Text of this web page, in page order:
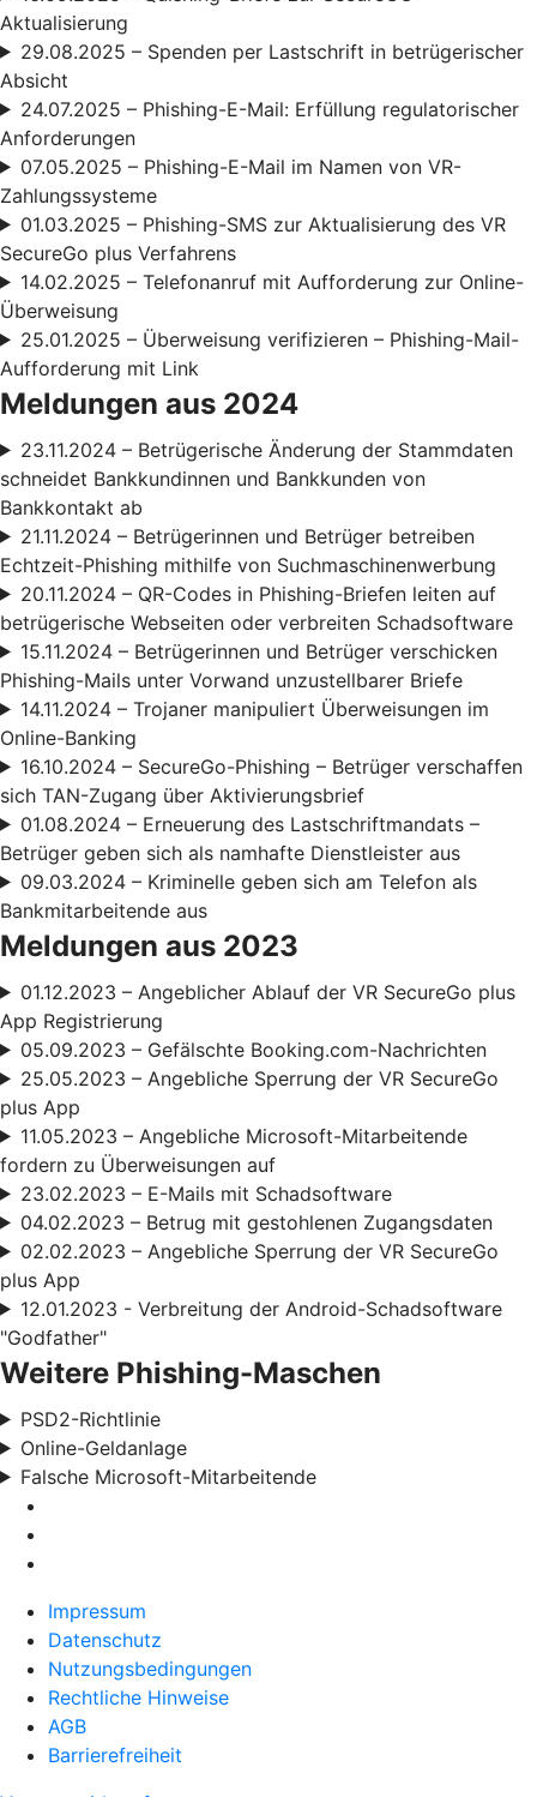
Aktualisierung
29.08.2025 – Spenden per Lastschrift in betrügerischer
Absicht
24.07.2025 – Phishing-E-Mail: Erfüllung regulatorischer
Anforderungen
07.05.2025 – Phishing-E-Mail im Namen von VR-
Zahlungssysteme
01.03.2025 – Phishing-SMS zur Aktualisierung des VR
SecureGo plus Verfahrens
14.02.2025 – Telefonanruf mit Aufforderung zur Online-
Überweisung
25.01.2025 – Überweisung verifizieren – Phishing-Mail-
Aufforderung mit Link
Meldungen aus 2024
23.11.2024 – Betrügerische Änderung der Stammdaten
schneidet Bankkundinnen und Bankkunden von
Bankkontakt ab
21.11.2024 – Betrügerinnen und Betrüger betreiben
Echtzeit-Phishing mithilfe von Suchmaschinenwerbung
20.11.2024 – QR-Codes in Phishing-Briefen leiten auf
betrügerische Webseiten oder verbreiten Schadsoftware
15.11.2024 – Betrügerinnen und Betrüger verschicken
Phishing-Mails unter Vorwand unzustellbarer Briefe
14.11.2024 – Trojaner manipuliert Überweisungen im
Online-Banking
16.10.2024 – SecureGo-Phishing – Betrüger verschaffen
sich TAN-Zugang über Aktivierungsbrief
01.08.2024 – Erneuerung des Lastschriftmandats –
Betrüger geben sich als namhafte Dienstleister aus
09.03.2024 – Kriminelle geben sich am Telefon als
Bankmitarbeitende aus
Meldungen aus 2023
01.12.2023 – Angeblicher Ablauf der VR SecureGo plus
App Registrierung
05.09.2023 – Gefälschte Booking.com-Nachrichten
25.05.2023 – Angebliche Sperrung der VR SecureGo
plus App
11.05.2023 – Angebliche Microsoft-Mitarbeitende
fordern zu Überweisungen auf
23.02.2023 – E-Mails mit Schadsoftware
04.02.2023 – Betrug mit gestohlenen Zugangsdaten
02.02.2023 – Angebliche Sperrung der VR SecureGo
plus App
12.01.2023 - Verbreitung der Android-Schadsoftware
"Godfather"
Weitere Phishing-Maschen
PSD2-Richtlinie
Online-Geldanlage
Falsche Microsoft-Mitarbeitende
Impressum
Datenschutz
Nutzungsbedingungen
Rechtliche Hinweise
AGB
Barrierefreiheit